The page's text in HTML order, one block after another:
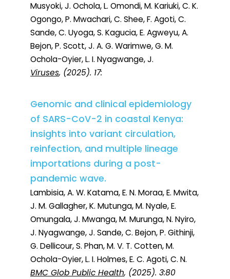
Musyoki, J. Ochola, L. Omondi, M. Kariuki, C. K.
Ogongo, P. Mwachari, C. Shee, F. Agoti, C.
Sande, C. Uyoga, S. Kagucia, E. Agweyu, A.
Bejon, P. Scott, J. A. G. Warimwe, G. M.
Ochola-Oyier, L. I. Nyagwange, J.
Viruses, (2025). 17:
Genomic and clinical epidemiology
of SARS-CoV-2 in coastal Kenya:
insights into variant circulation,
reinfection, and multiple lineage
importations during a post-
pandemic wave.
Lambisia, A. W. Katama, E. N. Moraa, E. Mwita,
J. M. Gallagher, K. Mutunga, M. Nyale, E.
Omungala, J. Mwanga, M. Murunga, N. Nyiro,
J. Nyagwange, J. Sande, C. Bejon, P. Githinji,
G. Dellicour, S. Phan, M. V. T. Cotten, M.
Ochola-Oyier, L. I. Holmes, E. C. Agoti, C. N.
BMC Glob Public Health, (2025). 3:80